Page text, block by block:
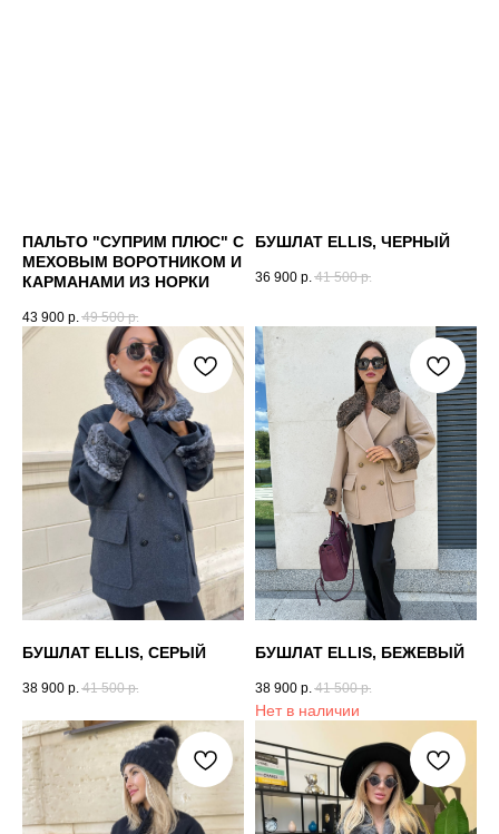
ПАЛЬТО "СУПРИМ ПЛЮС" С
МЕХОВЫМ ВОРОТНИКОМ И
КАРМАНАМИ ИЗ НОРКИ
43 900 р. 49 500 р.
БУШЛАТ ELLIS, ЧЕРНЫЙ
36 900 р. 41 500 р.
БУШЛАТ ELLIS, СЕРЫЙ
38 900 р. 41 500 р.
БУШЛАТ ELLIS, БЕЖЕВЫЙ
38 900 р. 41 500 р.
Нет в наличии